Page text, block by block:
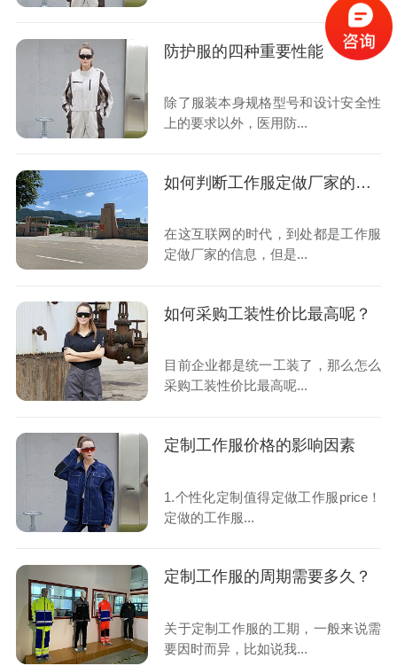
防护服的四种重要性能
除了服装本身规格型号和设计安全性
上的要求以外，医用防...
如何判断工作服定做厂家的资质?
在这互联网的时代，到处都是工作服
定做厂家的信息，但是...
如何采购工装性价比最高呢？
目前企业都是统一工装了，那么怎么
采购工装性价比最高呢...
定制工作服价格的影响因素
1.个性化定制值得定做工作服price！
定做的工作服...
定制工作服的周期需要多久？
关于定制工作服的工期，一般来说需
要因时而异，比如说我...